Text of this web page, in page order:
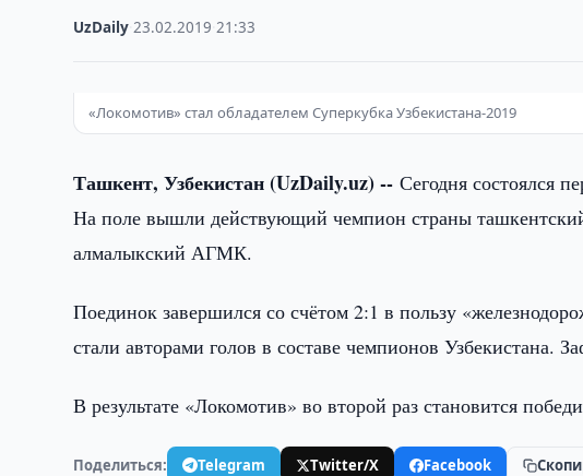
UzDaily ·23.02.2019 ·21:33
«Локомотив» стал обладателем Суперкубка Узбекистана-2019
Ташкент, Узбекистан (UzDaily.uz) --Сегодня состоялся
На поле вышли действующий чемпион страны
алмалыкский АГМК.
Поединок завершился со счётом 2:1 в пользу
стали авторами голов в составе чемпионов
В результате «Локомотив» во второй раз становится
Поделиться: Telegram Twitter/X Facebook